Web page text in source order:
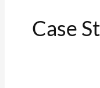
Case